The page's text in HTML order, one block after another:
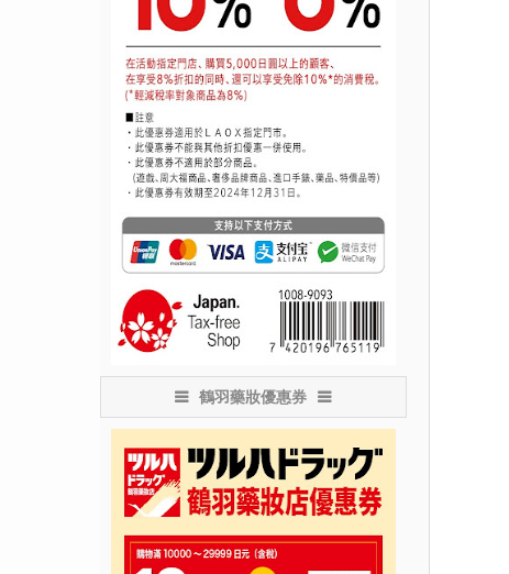
鶴羽藥妝優惠券